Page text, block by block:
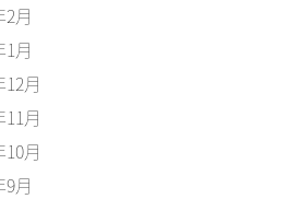
2月
1月
12月
11月
10月
9月